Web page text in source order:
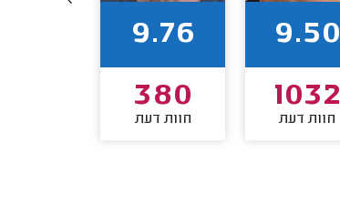
9.50
1032
חוות דעת
9.76
380
חוות דעת